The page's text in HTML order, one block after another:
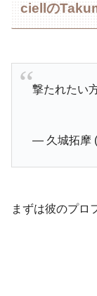
ciellの
撃たれたい
— 久城拓摩
まずは彼のプロ